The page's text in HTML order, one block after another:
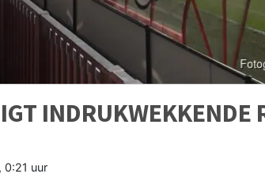
INDRUKWEKKENDE
0:21 uur